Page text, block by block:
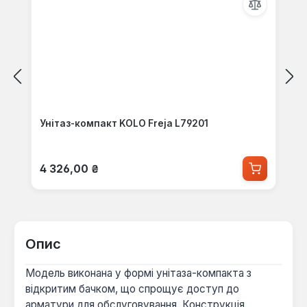
Унітаз-компакт KOLO Freja L79201
Звичайна ціна:
4 326,00 ₴
Опис
Модель виконана у формі унітаза-компакта з
відкритим бачком, що спрощує доступ до
арматури для обслуговування. Конструкція